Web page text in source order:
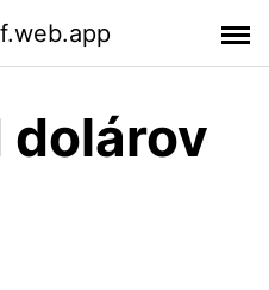
dolárov